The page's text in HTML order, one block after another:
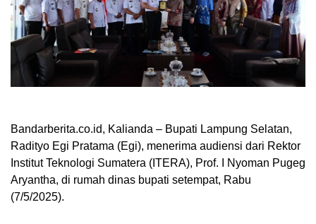
Bandarberita.co.id, Kalianda – Bupati Lampung Selatan,
Radityo Egi Pratama (Egi), menerima audiensi dari Rektor
Institut Teknologi Sumatera (ITERA), Prof. I Nyoman Pugeg
Aryantha, di rumah dinas bupati setempat, Rabu
(7/5/2025).